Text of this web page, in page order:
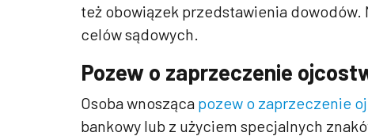
też obowiązek przedstawienia dowodów.
celów sądowych.
Pozew o zaprzeczenie
Osoba wnosząca pozew o zaprzeczenie
bankowy lub z użyciem specjalnych